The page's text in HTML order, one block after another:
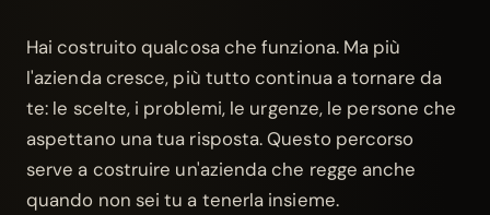
Hai costruito qualcosa che funziona. Ma più
l'azienda cresce, più tutto continua a tornare da
te: le scelte, i problemi, le urgenze, le persone che
aspettano una tua risposta. Questo percorso
serve a costruire un'azienda che regge anche
quando non sei tu a tenerla insieme.